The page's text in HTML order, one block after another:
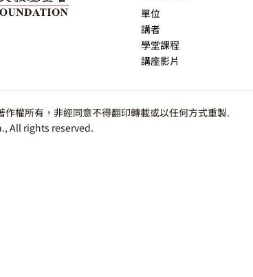
單位
講者
學堂課程
講座影片
作權所有，非經同意不得翻印轉載或以任何方式重製.
All rights reserved.